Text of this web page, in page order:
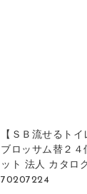
【ＳＢ流せるト
ブロッサム替２
ット 法人 カタロ
70207224